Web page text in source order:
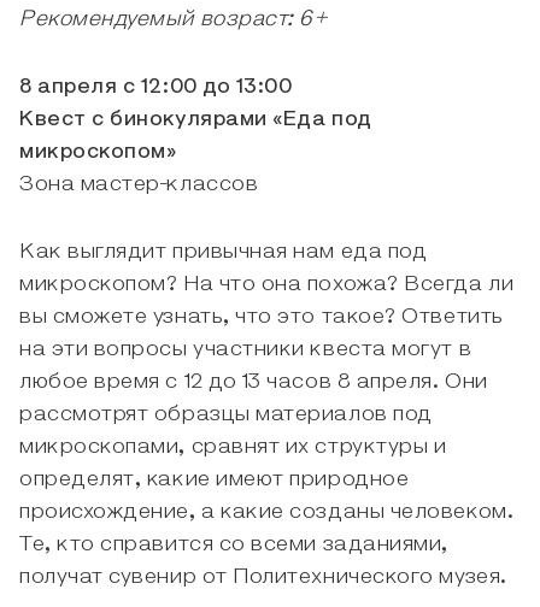
Рекомендуемый возраст: 6+
8 апреля с 12:00 до 13:00
Квест с бинокулярами «Еда под
микроскопом»
Зона мастер-классов
Как выглядит привычная нам еда под
микроскопом? На что она похожа? Всегда ли
вы сможете узнать, что это такое? Ответить
на эти вопросы участники квеста могут в
любое время с 12 до 13 часов 8 апреля. Они
рассмотрят образцы материалов под
микроскопами, сравнят их структуры и
определят, какие имеют природное
происхождение, а какие созданы человеком.
Те, кто справится со всеми заданиями,
получат сувенир от Политехнического музея.